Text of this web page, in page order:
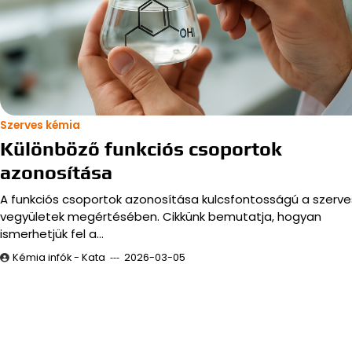
Szerves kémia
Különböző funkciós csoportok
azonosítása
A funkciós csoportok azonosítása kulcsfontosságú a
vegyületek megértésében. Cikkünk bemutatja, hogyan
ismerhetjük fel a…
Kémia infók - Kata 2026-03-05